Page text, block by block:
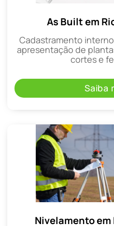
As Built em
Cadastramento
apresentação de
cortes e
Saiba
Nivelamento em